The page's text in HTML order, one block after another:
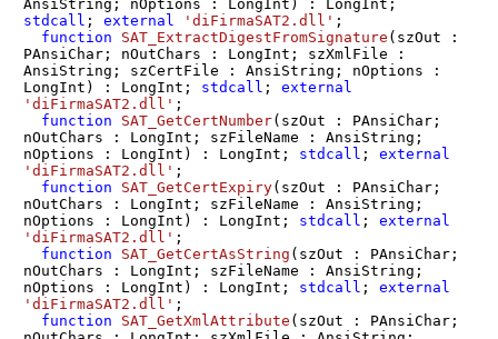
AnsiString; nOptions : LongInt)
:
stdcall ; external 'diFirmaSAT2.dll' ;
function
SAT_ExtractDigestFromSignature (szOut :
PAnsiChar; nOutChars : LongInt; szXmlFile :
AnsiString; szCertFile : AnsiString; nOptions :
LongInt)
: LongInt; stdcall ; external
'diFirmaSAT2.dll' ;
function
SAT_GetCertNumber(szOut : PAnsiChar;
nOutChars : LongInt; szFileName : AnsiString;
nOptions : LongInt)
: LongInt; stdcall ; external
'diFirmaSAT2.dll' ;
function
SAT_GetCertExpiry(szOut : PAnsiChar;
nOutChars : LongInt; szFileName : AnsiString;
nOptions : LongInt)
: LongInt; stdcall ; external
'diFirmaSAT2.dll' ;
function
SAT_GetCertAsString (szOut : PAnsiChar;
nOutChars : LongInt; szFileName : AnsiString;
nOptions : LongInt)
: LongInt; stdcall ; external
'diFirmaSAT2.dll' ;
function
SAT_GetXmlAttribute (szOut : PAnsiChar;